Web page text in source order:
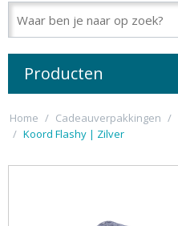
Producten
Home / Cadeauverpakkingen /
/ Koord Flashy | Zilver